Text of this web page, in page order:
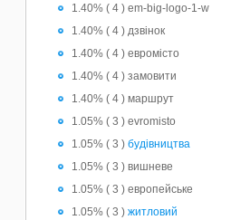
1.40% ( 4 ) em-big-logo-1-w
1.40% ( 4 ) дзвінок
1.40% ( 4 ) евромісто
1.40% ( 4 ) замовити
1.40% ( 4 ) маршрут
1.05% ( 3 ) evromisto
1.05% ( 3 ) будівництва
1.05% ( 3 ) вишневе
1.05% ( 3 ) европейське
1.05% ( 3 ) житловий